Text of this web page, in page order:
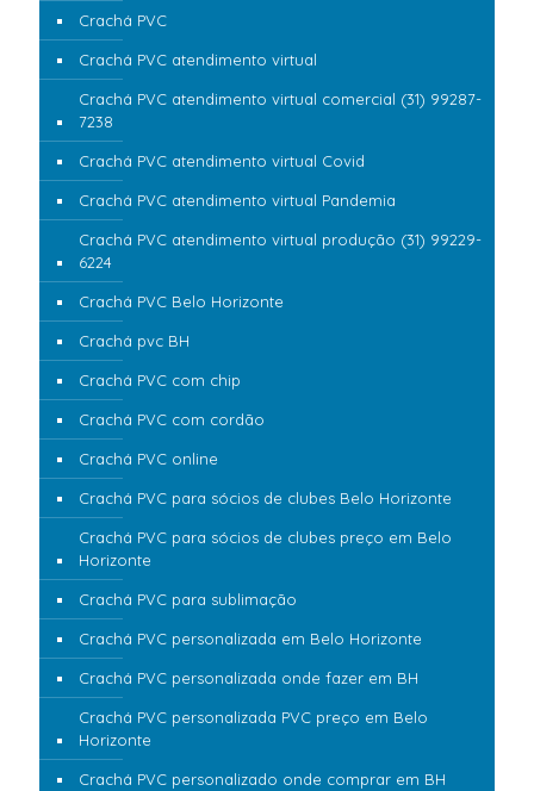
Crachá PVC
Crachá PVC atendimento virtual
Crachá PVC atendimento virtual comercial (31) 99287-
7238
Crachá PVC atendimento virtual Covid
Crachá PVC atendimento virtual Pandemia
Crachá PVC atendimento virtual produção (31) 99229-
6224
Crachá PVC Belo Horizonte
Crachá pvc BH
Crachá PVC com chip
Crachá PVC com cordão
Crachá PVC online
Crachá PVC para sócios de clubes Belo Horizonte
Crachá PVC para sócios de clubes preço em Belo
Horizonte
Crachá PVC para sublimação
Crachá PVC personalizada em Belo Horizonte
Crachá PVC personalizada onde fazer em BH
Crachá PVC personalizada PVC preço em Belo
Horizonte
Crachá PVC personalizado onde comprar em BH